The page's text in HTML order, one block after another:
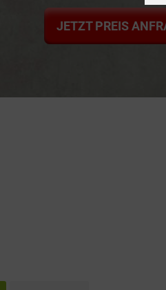
JETZT PREIS